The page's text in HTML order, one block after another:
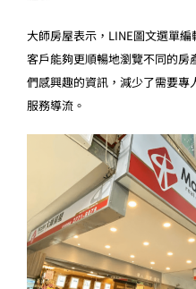
大師房屋表示，LINE圖文選單
客戶能夠更順暢地瀏覽不同的
們感興趣的資訊，減少了需要
服務導流。